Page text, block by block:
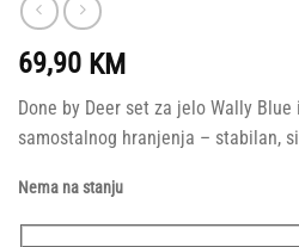
69,90 KM
Done by Deer set za jelo Wally
samostalnog hranjenja – stabilan,
Nema na stanju